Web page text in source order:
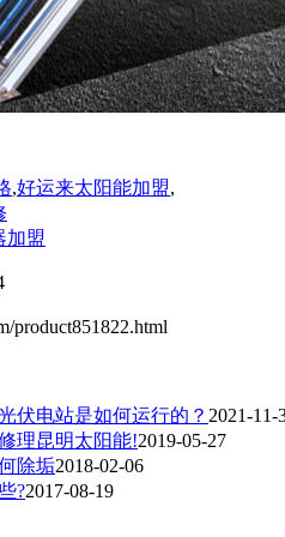
,好运来太阳能加盟,
加盟
product851822.html
伏电站是如何运行的？ 2021-11-
理昆明太阳能!2019-05-27
除垢2018-02-06
?2017-08-19